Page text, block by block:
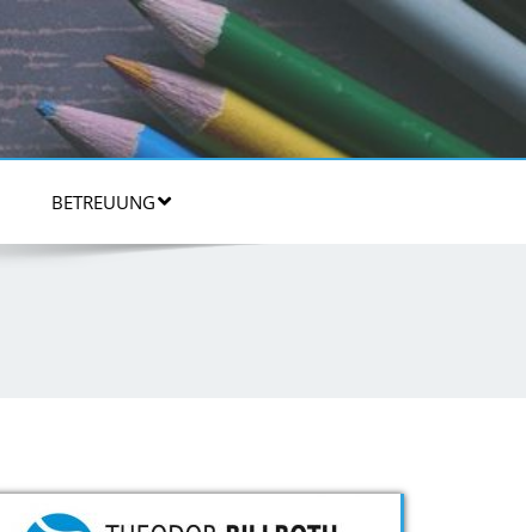
BETREUUNG